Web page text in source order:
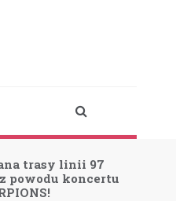
trasy linii 97
powodu koncertu